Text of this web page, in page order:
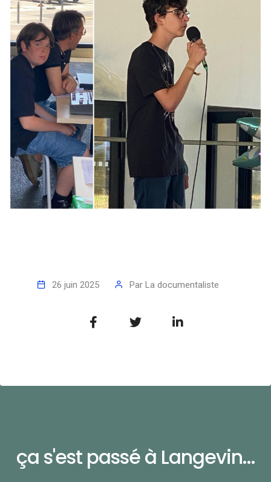
26 juin 2025 Par La documentaliste
ça s'est passé à Langevin...